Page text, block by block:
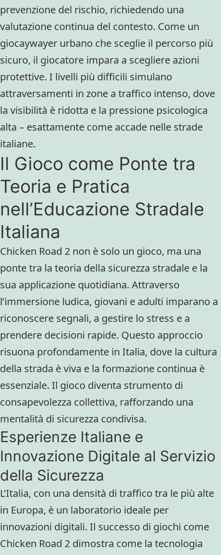
prevenzione del rischio, richiedendo una
valutazione continua del contesto. Come un
giocaywayer urbano che sceglie il percorso più
sicuro, il giocatore impara a scegliere azioni
protettive. I livelli più difficili simulano
attraversamenti in zone a traffico intenso, dove
la visibilità è ridotta e la pressione psicologica
alta – esattamente come accade nelle strade
italiane.
Il Gioco come Ponte tra
Teoria e Pratica
nell’Educazione Stradale
Italiana
Chicken Road 2 non è solo un gioco, ma una
ponte tra la teoria della sicurezza stradale e la
sua applicazione quotidiana. Attraverso
l’immersione ludica, giovani e adulti imparano a
riconoscere segnali, a gestire lo stress e a
prendere decisioni rapide. Questo approccio
risuona profondamente in Italia, dove la cultura
della strada è viva e la formazione continua è
essenziale. Il gioco diventa strumento di
consapevolezza collettiva, rafforzando una
mentalità di sicurezza condivisa.
Esperienze Italiane e
Innovazione Digitale al Servizio
della Sicurezza
L’Italia, con una densità di traffico tra le più alte
in Europa, è un laboratorio ideale per
innovazioni digitali. Il successo di giochi come
Chicken Road 2 dimostra come la tecnologia